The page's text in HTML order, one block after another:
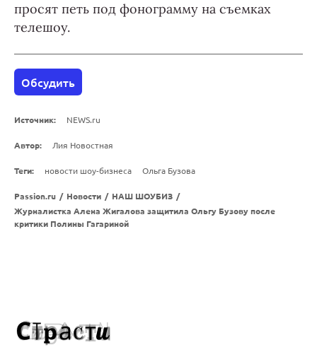
просят петь под фонограмму на съемках
телешоу.
Обсудить
Источник: NEWS.ru
Автор: Лия Новостная
Теги: новости шоу-бизнеса Ольга Бузова
Passion.ru / Новости / НАШ ШОУБИЗ /
Журналистка Алена Жигалова защитила Ольгу Бузову после
критики Полины Гагариной